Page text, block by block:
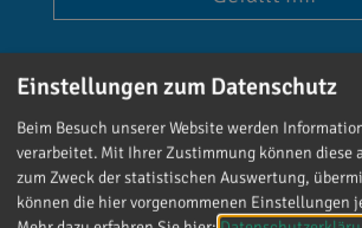
Reinhard Brandl
vor 2 Tagenvia facebook
Einstellungen zum Datenschutz
Beim Besuch unserer Website werden
verarbeitet. Mit Ihrer Zustimmung können diese
zum Zweck der statistischen Auswertung,
können die hier vorgenommenen Einstellungen